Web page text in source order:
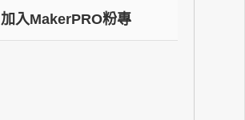
加入MakerPRO粉專